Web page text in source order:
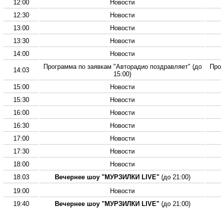
12:00
Новости
12:30
Новости
13:00
Новости
13:30
Новости
14:00
Новости
14:03
Программа по заявкам "Авторадио поздравляет" (до
15:00)
15:00
Новости
15:30
Новости
16:00
Новости
16:30
Новости
17:00
Новости
17:30
Новости
18:00
Новости
18:03
Вечернее шоу "МУРЗИЛКИ LIVE"(до 21:00)
19:00
Новости
19:40
Вечернее шоу "МУРЗИЛКИ LIVE"(до 21:00)